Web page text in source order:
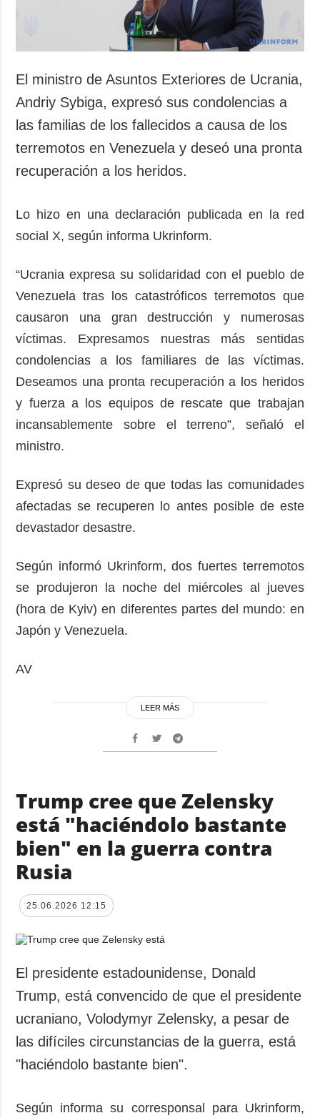
El ministro de Asuntos Exteriores de Ucrania,
Andriy Sybiga, expresó sus condolencias a
las familias de los fallecidos a causa de los
terremotos en Venezuela y deseó una pronta
recuperación a los heridos.
Lo hizo en una declaración publicada en la red
social X, según informa Ukrinform.
“Ucrania expresa su solidaridad con el pueblo de
Venezuela tras los catastróficos terremotos que
causaron una gran destrucción y numerosas
víctimas. Expresamos nuestras más sentidas
condolencias a los familiares de las víctimas.
Deseamos una pronta recuperación a los heridos
y fuerza a los equipos de rescate que trabajan
incansablemente sobre el terreno”, señaló el
ministro.
Expresó su deseo de que todas las comunidades
afectadas se recuperen lo antes posible de este
devastador desastre.
Según informó Ukrinform, dos fuertes terremotos
se produjeron la noche del miércoles al jueves
(hora de Kyiv) en diferentes partes del mundo: en
Japón y Venezuela.
AV
LEER MÁS
Trump cree que Zelensky
está "haciéndolo bastante
bien" en la guerra contra
Rusia
25.06.2026 12:15
El presidente estadounidense, Donald
Trump, está convencido de que el presidente
ucraniano, Volodymyr Zelensky, a pesar de
las difíciles circunstancias de la guerra, está
"haciéndolo bastante bien".
Según informa su corresponsal para Ukrinform,